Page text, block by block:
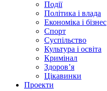
Події
Політика і влада
Економіка і бізнес
Спорт
Суспільство
Культура і освіта
Кримінал
Здоров’я
Цікавинки
Проекти